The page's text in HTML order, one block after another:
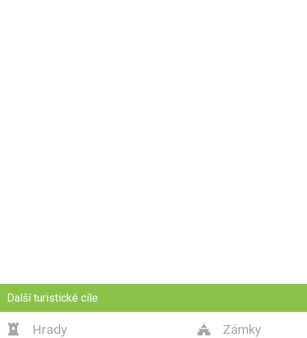
Další turistické cíle
 Hrady  Zámky